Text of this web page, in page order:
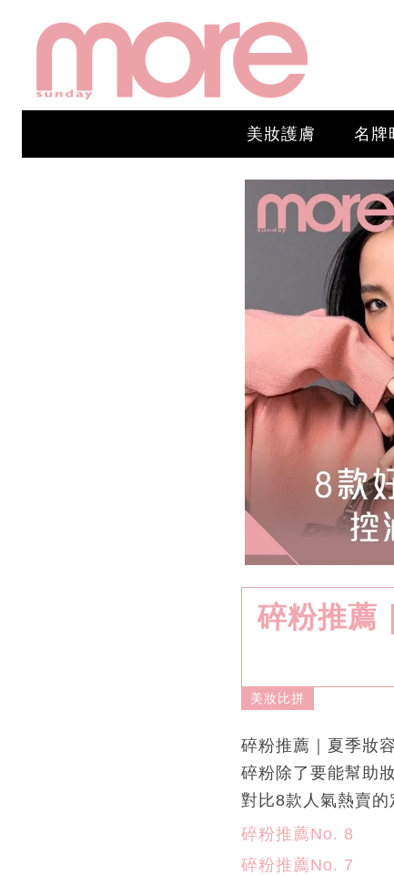
美妝護膚 名牌
碎粉推薦
美妝比拼
碎粉推薦｜夏季妝
碎粉除了要能幫助
對比8款人氣熱賣的
碎粉推薦No. 8
碎粉推薦No. 7